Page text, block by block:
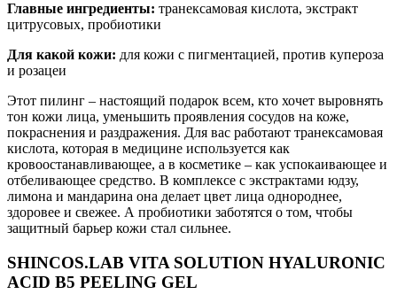
Главные ингредиенты: транексамовая кислота, экстракт
цитрусовых, пробиотики
Для какой кожи: для кожи с пигментацией, против купероза
и розацеи
Этот пилинг – настоящий подарок всем, кто хочет выровнять
тон кожи лица, уменьшить проявления сосудов на коже,
покраснения и раздражения. Для вас работают транексамовая
кислота, которая в медицине используется как
кровоостанавливающее, а в косметике – как успокаивающее и
отбеливающее средство. В комплексе с экстрактами юдзу,
лимона и мандарина она делает цвет лица однороднее,
здоровее и свежее. А пробиотики заботятся о том, чтобы
защитный барьер кожи стал сильнее.
SHINCOS.LAB VITA SOLUTION HYALURONIC
ACID B5 PEELING GEL